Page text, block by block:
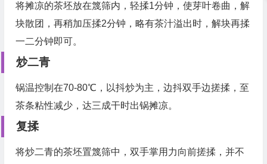
将摊凉的茶坯放在篾筛内，轻揉1分钟，使芽叶卷曲，解
块散团，再稍加压揉2分钟，略有茶汁溢出时，解块再揉
一二分钟即可。
炒二青
锅温控制在70-80℃，以抖炒为主，边抖双手边搓揉，至
茶条粘性减少，达三成干时出锅摊凉。
复揉
将炒二青的茶坯置篾筛中，双手掌用力向前搓揉，并不